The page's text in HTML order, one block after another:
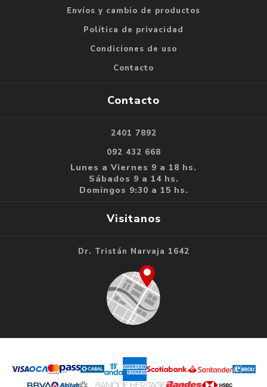
Envíos y cambio de productos
Política de privacidad
Condiciones de uso
Contacto
Contacto
2401 7892
092 432 668
Lunes a Viernes 9 a 18 hs.
Sábados 9 a 14 hs.
Domingos 9:30 a 15 hs.
Visitanos
Dr. Tristán Narvaja 1642